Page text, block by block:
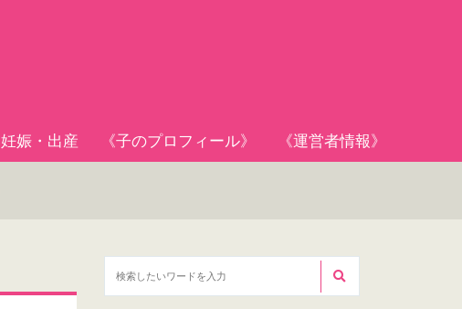
妊娠・出産 《子のプロフィール》 《運営者情報》